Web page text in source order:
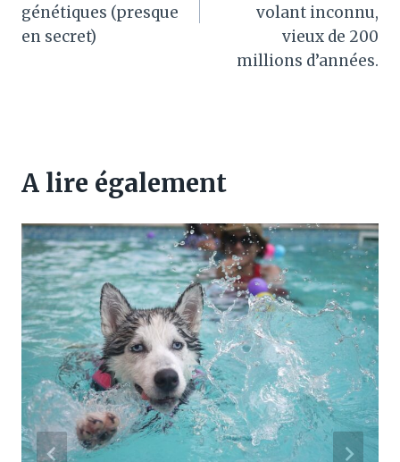
génétiques (presque
en secret)
volant inconnu,
vieux de 200
millions d’années.
A lire également